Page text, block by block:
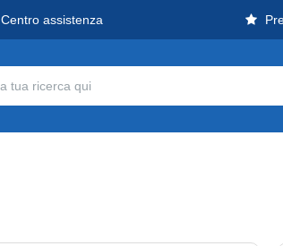
Centro assistenza